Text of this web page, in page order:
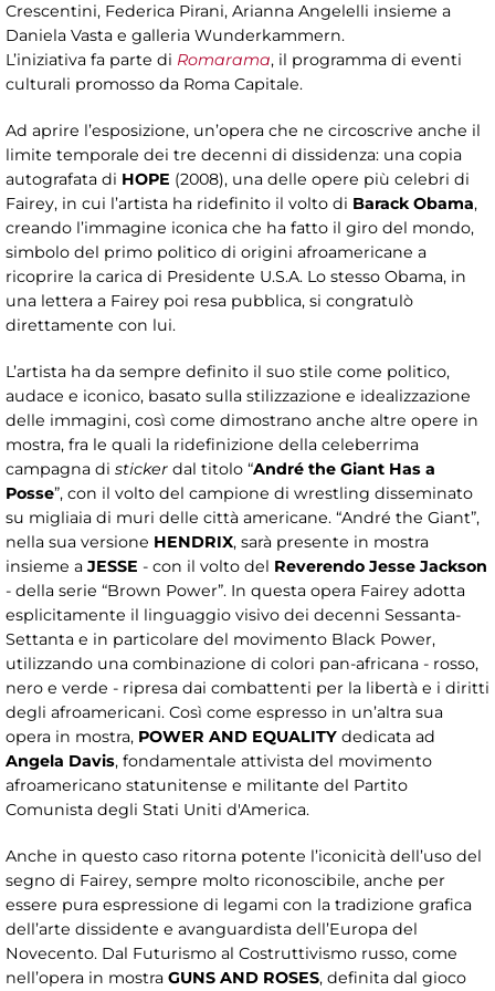
Crescentini, Federica Pirani, Arianna Angelelli insieme a
Daniela Vasta e galleria Wunderkammern.
L’iniziativa fa parte di Romarama, il programma di eventi
culturali promosso da Roma Capitale.
Ad aprire l’esposizione, un’opera che ne circoscrive anche il
limite temporale dei tre decenni di dissidenza: una copia
autografata di HOPE (2008), una delle opere più celebri di
Fairey, in cui l’artista ha ridefinito il volto di Barack Obama,
creando l’immagine iconica che ha fatto il giro del mondo,
simbolo del primo politico di origini afroamericane a
ricoprire la carica di Presidente U.S.A. Lo stesso Obama, in
una lettera a Fairey poi resa pubblica, si congratulò
direttamente con lui.
L’artista ha da sempre definito il suo stile come politico,
audace e iconico, basato sulla stilizzazione e idealizzazione
delle immagini, così come dimostrano anche altre opere in
mostra, fra le quali la ridefinizione della celeberrima
campagna di sticker dal titolo “André the Giant Has a
Posse”, con il volto del campione di wrestling disseminato
su migliaia di muri delle città americane. “André the Giant”,
nella sua versione HENDRIX, sarà presente in mostra
insieme a JESSE - con il volto del Reverendo Jesse Jackson
- della serie “Brown Power”. In questa opera Fairey adotta
esplicitamente il linguaggio visivo dei decenni Sessanta-
Settanta e in particolare del movimento Black Power,
utilizzando una combinazione di colori pan-africana - rosso,
nero e verde - ripresa dai combattenti per la libertà e i diritti
degli afroamericani. Così come espresso in un’altra sua
opera in mostra, POWER AND EQUALITY dedicata ad
Angela Davis, fondamentale attivista del movimento
afroamericano statunitense e militante del Partito
Comunista degli Stati Uniti d'America.
Anche in questo caso ritorna potente l’iconicità dell’uso del
segno di Fairey, sempre molto riconoscibile, anche per
essere pura espressione di legami con la tradizione grafica
dell’arte dissidente e avanguardista dell’Europa del
Novecento. Dal Futurismo al Costruttivismo russo, come
nell’opera in mostra GUNS AND ROSES, definita dal gioco